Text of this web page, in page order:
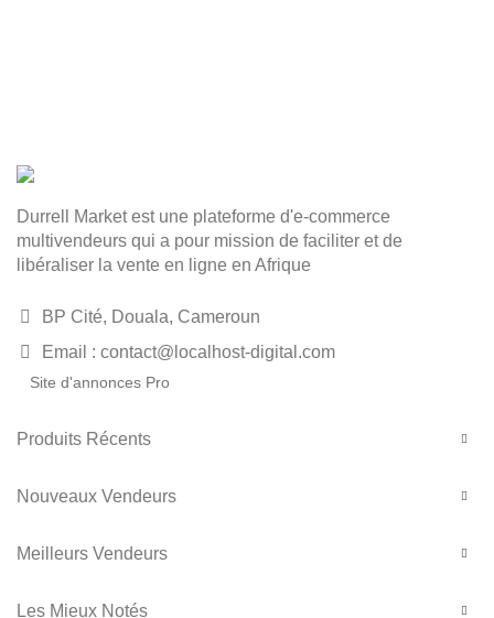
Durrell Market est une plateforme d'e-commerce
multivendeurs qui a pour mission de faciliter et de
libéraliser la vente en ligne en Afrique
BP Cité, Douala, Cameroun
Email : contact@localhost-digital.com
Site d'annonces Pro
Produits Récents
Nouveaux Vendeurs
Meilleurs Vendeurs
Les Mieux Notés